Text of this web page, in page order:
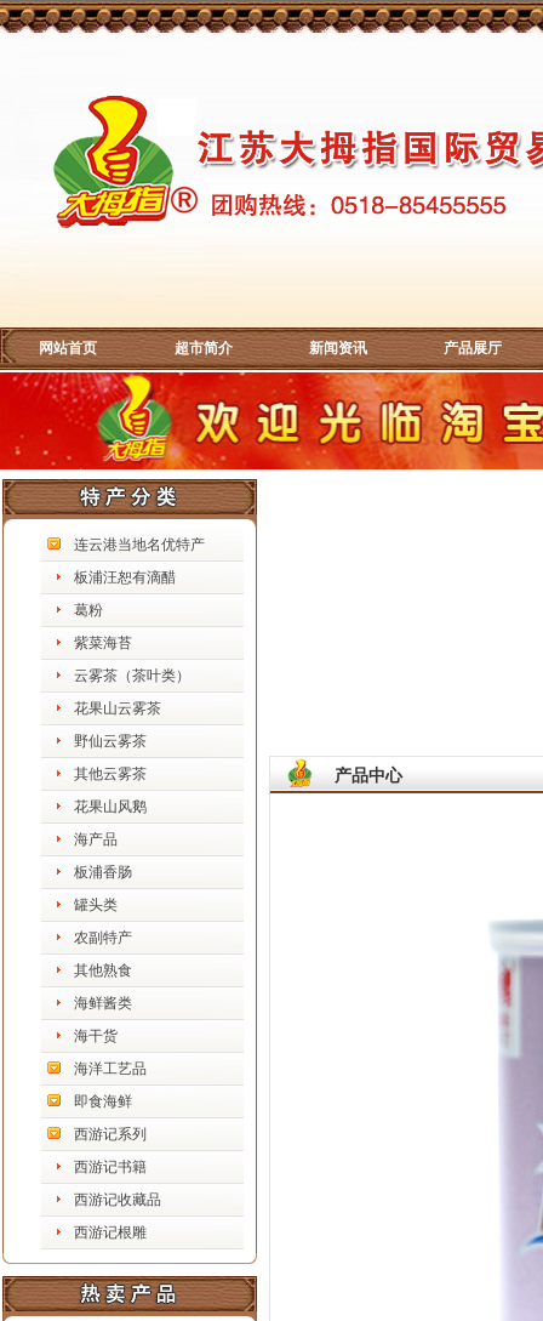
网站首页 超市简介 新闻资讯 产品展厅
连云港当地名优特产
板浦汪恕有滴醋
葛粉
紫菜海苔
云雾茶（茶叶类）
花果山云雾茶
野仙云雾茶
其他云雾茶
花果山风鹅
海产品
板浦香肠
罐头类
农副特产
其他熟食
海鲜酱类
海干货
海洋工艺品
即食海鲜
西游记系列
西游记书籍
西游记收藏品
西游记根雕
产品中心